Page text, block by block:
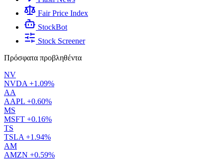
Fair Price Index
StockBot
Stock Screener
Πρόσφατα προβληθέντα
NV
NVDA +1.09%
AA
AAPL +0.60%
MS
MSFT +0.16%
TS
TSLA +1.94%
AM
AMZN +0.59%